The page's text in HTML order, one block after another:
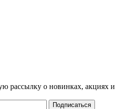
рассылку о новинках, акциях и